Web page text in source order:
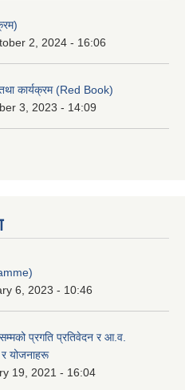
2, 2024 - 16:06
कार्यक्रम (Red Book)
3, 2023 - 14:09
6, 2023 - 10:46
प्रगति प्रतिवेदन र आ.व.
योजनाहरू
19, 2021 - 16:04